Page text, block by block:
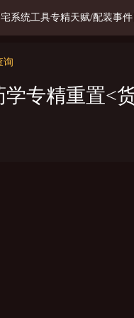
系统工具专精天赋/配装事
询
学专精重置<